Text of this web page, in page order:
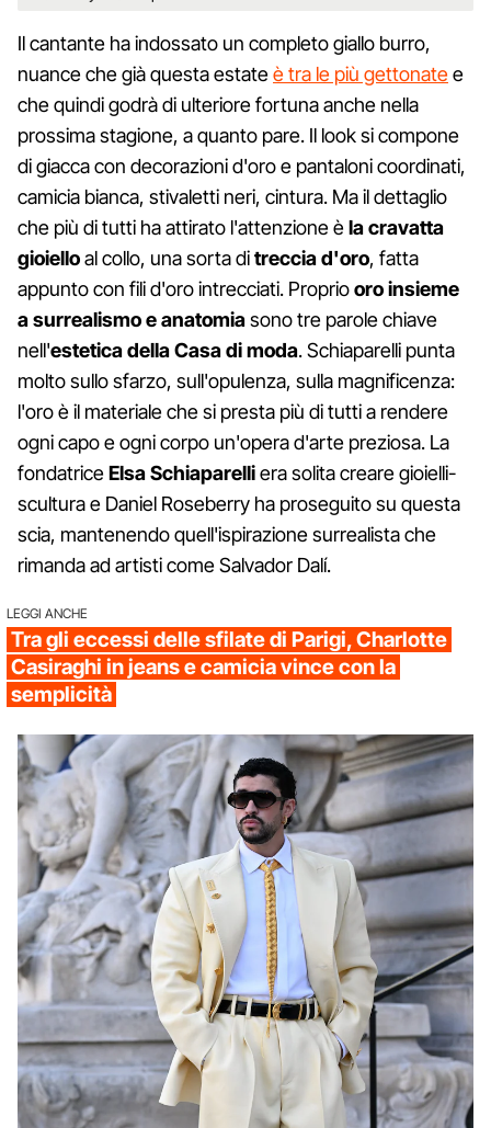
Il cantante ha indossato un completo giallo burro,
nuance che già questa estateè tra le più gettonatee
che quindi godrà di ulteriore fortuna anche nella
prossima stagione, a quanto pare. Il look si compone
di giacca con decorazioni d'oro e pantaloni coordinati,
camicia bianca, stivaletti neri, cintura. Ma il dettaglio
che più di tutti ha attirato l'attenzione èla cravatta
gioielloal collo, una sorta ditreccia d'oro, fatta
appunto con fili d'oro intrecciati. Propriooro insieme
a surrealismo e anatomiasono tre parole chiave
nell'estetica della Casa di moda. Schiaparelli punta
molto sullo sfarzo, sull'opulenza, sulla magnificenza:
l'oro è il materiale che si presta più di tutti a rendere
ogni capo e ogni corpo un'opera d'arte preziosa. La
fondatriceElsa Schiaparelliera solita creare gioielli-
scultura e Daniel Roseberry ha proseguito su questa
scia, mantenendo quell'ispirazione surrealista che
rimanda ad artisti come Salvador Dalí.
LEGGI ANCHE
Tra gli eccessi delle sfilate di Parigi, Charlotte
Casiraghi in jeans e camicia vince con la
semplicità